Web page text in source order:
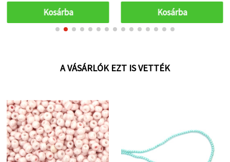
és dekorációhoz
Kosárba Kosárba
A VÁSÁRLÓK EZT IS VETTÉK